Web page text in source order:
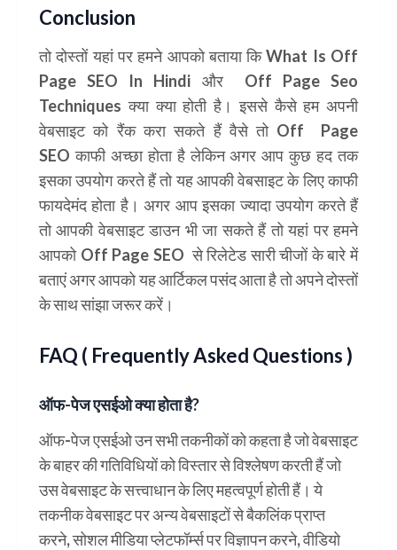
Conclusion
तो दोस्तों यहां पर हमने आपको बताया कि What Is Off
Page SEO In Hindi और Off Page Seo
Techniques क्या क्या होती है। इससे कैसे हम अपनी
वेबसाइट को रैंक करा सकते हैं वैसे तो Off Page
SEO काफी अच्छा होता है लेकिन अगर आप कुछ हद तक
इसका उपयोग करते हैं तो यह आपकी वेबसाइट के लिए काफी
फायदेमंद होता है। अगर आप इसका ज्यादा उपयोग करते हैं
तो आपकी वेबसाइट डाउन भी जा सकते हैं तो यहां पर हमने
आपको Off Page SEO से रिलेटेड सारी चीजों के बारे में
बताएं अगर आपको यह आर्टिकल पसंद आता है तो अपने दोस्तों
के साथ सांझा जरूर करें।
FAQ ( Frequently Asked Questions )
ऑफ-पेज एसईओ क्या होता है?
ऑफ-पेज एसईओ उन सभी तकनीकों को कहता है जो वेबसाइट
के बाहर की गतिविधियों को विस्तार से विश्लेषण करती हैं जो
उस वेबसाइट के सत्त्वाधान के लिए महत्वपूर्ण होती हैं। ये
तकनीक वेबसाइट पर अन्य वेबसाइटों से बैकलिंक प्राप्त
करने, सोशल मीडिया प्लेटफॉर्म्स पर विज्ञापन करने, वीडियो